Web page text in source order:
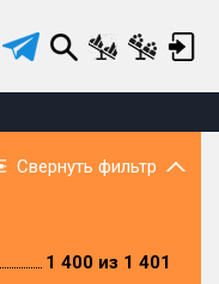
Свернуть фильтр
1 400 из 1 401